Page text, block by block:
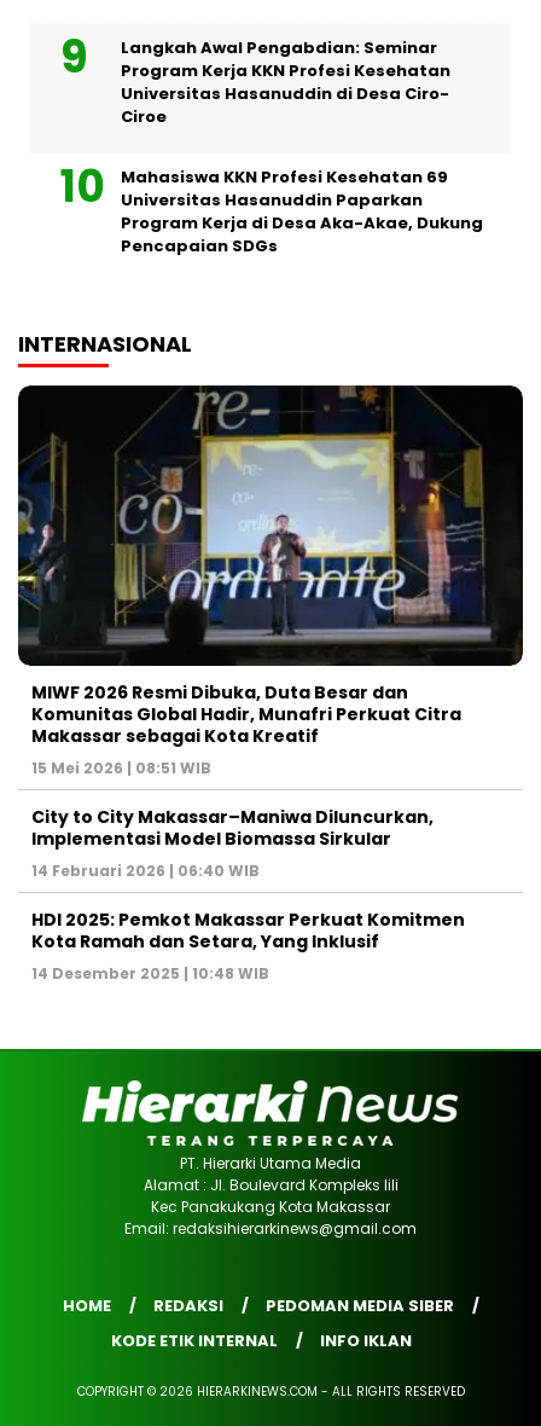
Langkah Awal Pengabdian: Seminar
Program Kerja KKN Profesi Kesehatan
Universitas Hasanuddin di Desa Ciro-
Ciroe
Mahasiswa KKN Profesi Kesehatan 69
Universitas Hasanuddin Paparkan
Program Kerja di Desa Aka-Akae, Dukung
Pencapaian SDGs
INTERNASIONAL
MIWF 2026 Resmi Dibuka, Duta Besar dan
Komunitas Global Hadir, Munafri Perkuat Citra
Makassar sebagai Kota Kreatif
15 Mei 2026 | 08:51 WIB
City to City Makassar–Maniwa Diluncurkan,
Implementasi Model Biomassa Sirkular
14 Februari 2026 | 06:40 WIB
HDI 2025: Pemkot Makassar Perkuat Komitmen
Kota Ramah dan Setara, Yang Inklusif
14 Desember 2025 | 10:48 WIB
PT. Hierarki Utama Media
Alamat : Jl. Boulevard Kompleks lili
Kec Panakukang Kota Makassar
Email: redaksihierarkinews@gmail.com
HOME REDAKSI
PEDOMAN MEDIA SIBER
KODE ETIK INTERNAL
INFO IKLAN
COPYRIGHT © 2026 HIERARKINEWS.COM - ALL RIGHTS RESERVED